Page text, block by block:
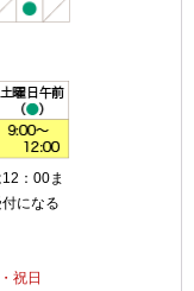
：00ま
になる
祝日